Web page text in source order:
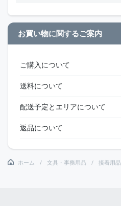
お買い物に関するご案内
ご購入について
送料について
配送予定とエリアについて
返品について
ホーム 文具・事務用品 接着用品